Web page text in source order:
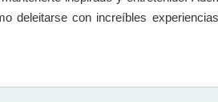
deleitarse con increíbles